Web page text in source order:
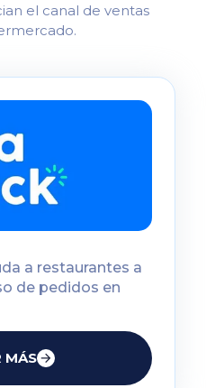
el canal de ventas
a restaurantes a
de pedidos en
MÁS